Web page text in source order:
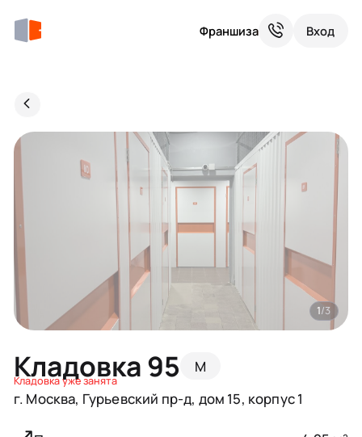
Франшиза Вход
Кладовка 95 M
Кладовка уже занята
г. Москва, Гурьевский пр-д, дом 15, корпус 1
1/3